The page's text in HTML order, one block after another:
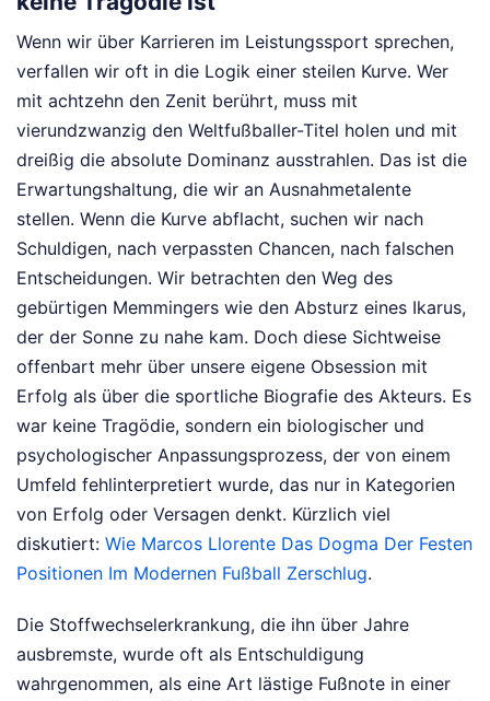
Wenn wir über Karrieren im Leistungssport sprechen,
verfallen wir oft in die Logik einer steilen Kurve. Wer
mit achtzehn den Zenit berührt, muss mit
vierundzwanzig den Weltfußballer-Titel holen und mit
dreißig die absolute Dominanz ausstrahlen. Das ist die
Erwartungshaltung, die wir an Ausnahmetalente
stellen. Wenn die Kurve abflacht, suchen wir nach
Schuldigen, nach verpassten Chancen, nach falschen
Entscheidungen. Wir betrachten den Weg des
gebürtigen Memmingers wie den Absturz eines Ikarus,
der der Sonne zu nahe kam. Doch diese Sichtweise
offenbart mehr über unsere eigene Obsession mit
Erfolg als über die sportliche Biografie des Akteurs. Es
war keine Tragödie, sondern ein biologischer und
psychologischer Anpassungsprozess, der von einem
Umfeld fehlinterpretiert wurde, das nur in Kategorien
von Erfolg oder Versagen denkt. Kürzlich viel
diskutiert: Wie Marcos Llorente Das Dogma Der Festen
Positionen Im Modernen Fußball Zerschlug.
Die Stoffwechselerkrankung, die ihn über Jahre
ausbremste, wurde oft als Entschuldigung
wahrgenommen, als eine Art lästige Fußnote in einer